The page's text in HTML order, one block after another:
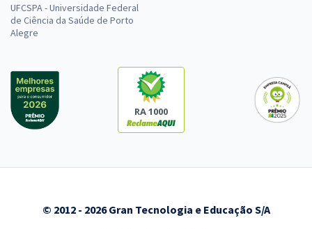
UFCSPA - Universidade Federal
de Ciência da Saúde de Porto
Alegre
RA 1000
© 2012 - 2026 Gran Tecnologia e Educação S/A